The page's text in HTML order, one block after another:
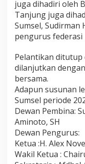
juga dihadiri oleh
Tanjung juga
Sumsel, Sudirman
pengurus federasi
Pelantikan ditutup
dilanjutkan
bersama.
Adapun susunan
Sumsel periode
Dewan Pembina:
Aminoto, SH
Dewan Pengurus:
Ketua :H. Alex
Wakil Ketua :